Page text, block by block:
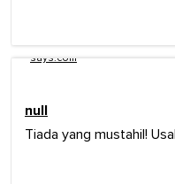
says.com
null
Tiada yang mustahil!